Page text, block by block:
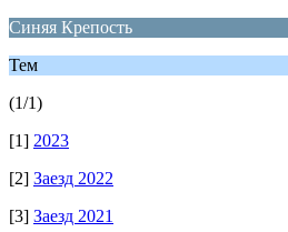
Синяя Крепость
Тем
(1/1)
[1] 2023
[2] Заезд 2022
[3] Заезд 2021